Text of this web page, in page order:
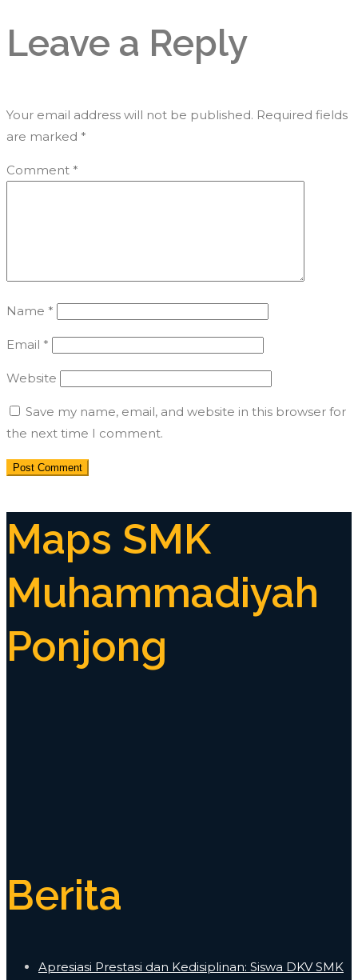
Leave a Reply
Your email address will not be published. Required fields
are marked *
Comment *
Name *
Email *
Website
Save my name, email, and website in this browser for
the next time I comment.
Maps SMK
Muhammadiyah
Ponjong
Berita
Apresiasi Prestasi dan Kedisiplinan: Siswa DKV SMK